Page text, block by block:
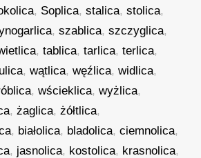
, Soplica,stalica,stolica,
,szablica,szczyglica,
,tablica,tarlica,terlica,
ulica,wątlica,węźlica,widlica,
,wścieklica,wyżlica,
,żaglica,żółtlica,
, białolica, bladolica,ciemnolica,
, jasnolica, kostolica, krasnolica,